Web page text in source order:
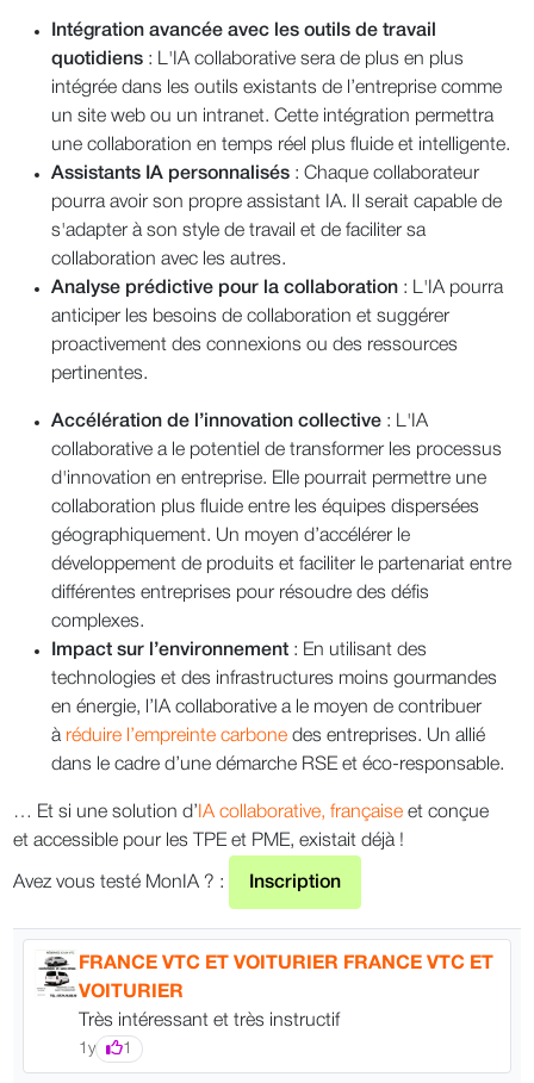
Intégration avancée avec les outils de travail
quotidiens : L'IA collaborative sera de plus en plus
intégrée dans les outils existants de l’entreprise comme
un site web ou un intranet. Cette intégration permettra
une collaboration en temps réel plus fluide et intelligente.
Assistants IA personnalisés : Chaque collaborateur
pourra avoir son propre assistant IA. Il serait capable de
s'adapter à son style de travail et de faciliter sa
collaboration avec les autres.
Analyse prédictive pour la collaboration : L'IA pourra
anticiper les besoins de collaboration et suggérer
proactivement des connexions ou des ressources
pertinentes.
Accélération de l’innovation collective : L'IA
collaborative a le potentiel de transformer les processus
d'innovation en entreprise. Elle pourrait permettre une
collaboration plus fluide entre les équipes dispersées
géographiquement. Un moyen d’accélérer le
développement de produits et faciliter le partenariat entre
différentes entreprises pour résoudre des défis
complexes.
Impact sur l’environnement : En utilisant des
technologies et des infrastructures moins gourmandes
en énergie, l’IA collaborative a le moyen de contribuer
à réduire l’empreinte carbone des entreprises. Un allié
dans le cadre d’une démarche RSE et éco-responsable.
… Et si une solution d’ IA collaborative, française et conçue
et accessible pour les TPE et PME, existait déjà !
Avez vous testé MonIA ? : Inscription
FRANCE VTC ET VOITURIER FRANCE VTC ET
VOITURIER
Très intéressant et très instructif
1y 1